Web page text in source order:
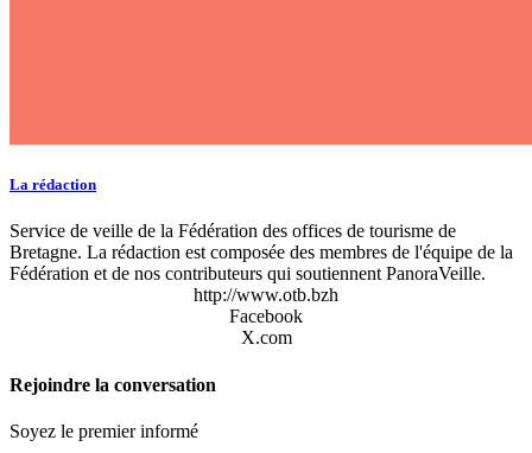
La rédaction
Service de veille de la Fédération des offices de tourisme de
Bretagne. La rédaction est composée des membres de l'équipe de la
Fédération et de nos contributeurs qui soutiennent PanoraVeille.
http://www.otb.bzh
Facebook
X.com
Rejoindre la conversation
Soyez le premier informé